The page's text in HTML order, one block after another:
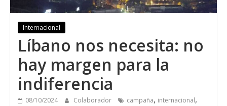
Internacional
Líbano nos necesita: no
hay margen para la
indiferencia
08/10/2024 Colaborador campaña, internacional,